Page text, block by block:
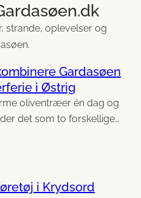
strande, oplevelser og
Gardasøen
i Østrig
oliventræer én dag og
det som to forskellige…
i Krydsord